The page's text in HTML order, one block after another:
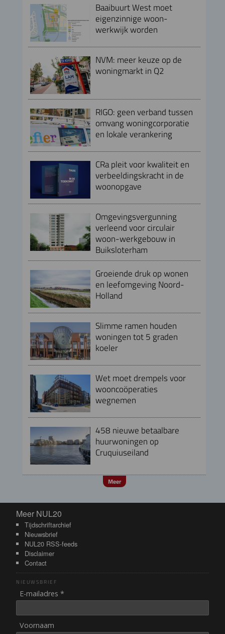
Baaibuurt West moet
eigenzinnige woon-
werkwijk worden
NVM: meer keuze op de
woningmarkt in Q2
RIGO: geen verband tussen
omvang woningcorporatie
en lokale verankering
CRa pleit voor kwaliteit en
verbeeldingskracht in de
woonopgave
Omgevingsvergunning
verleend voor circulair
woon-werkgebouw in
Buiksloterham
Groeiende druk op wonen
en leefomgeving Noord-
Holland
Slimme ramen houden
woningen tot 5 graden
koeler
Wet moet drempels voor
wooncoöperaties
wegnemen
458 nieuwe betaalbare
huurwoningen op
Cruquiuseiland
Meer
Meer NUL20
Meer NUL20
Tijdschriftarchief
Nieuwsbrief
NUL20 RSS-feeds
Disclaimer
Contact
NIEUWSBRIEF
E-mailadres *
Voornaam